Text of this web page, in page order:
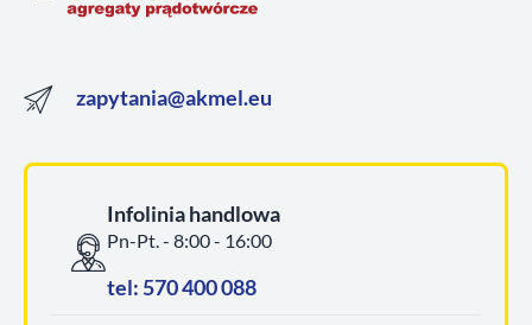
zapytania@akmel.eu
Infolinia handlowa
Pn-Pt. - 8:00 - 16:00
tel: 570 400 088